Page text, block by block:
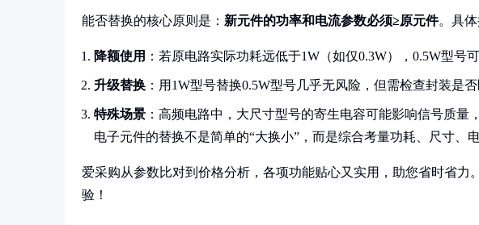
能否替换的核心原则是： 新元件的功率和电流参数必须≥原元件。具体
降额使用 ：若原电路实际功耗远低于1W（如仅0.3W），0.5W型号
升级替换 ：用1W型号替换0.5W型号几乎无风险，但需检查封装是
特殊场景 ：高频电路中，大尺寸型号的寄生电容可能影响信号质量
电子元件的替换不是简单的“大换小”，而是综合考量功耗、尺寸、
爱采购从参数比对到价格分析，各项功能贴心又实用，助您省时省力
验！